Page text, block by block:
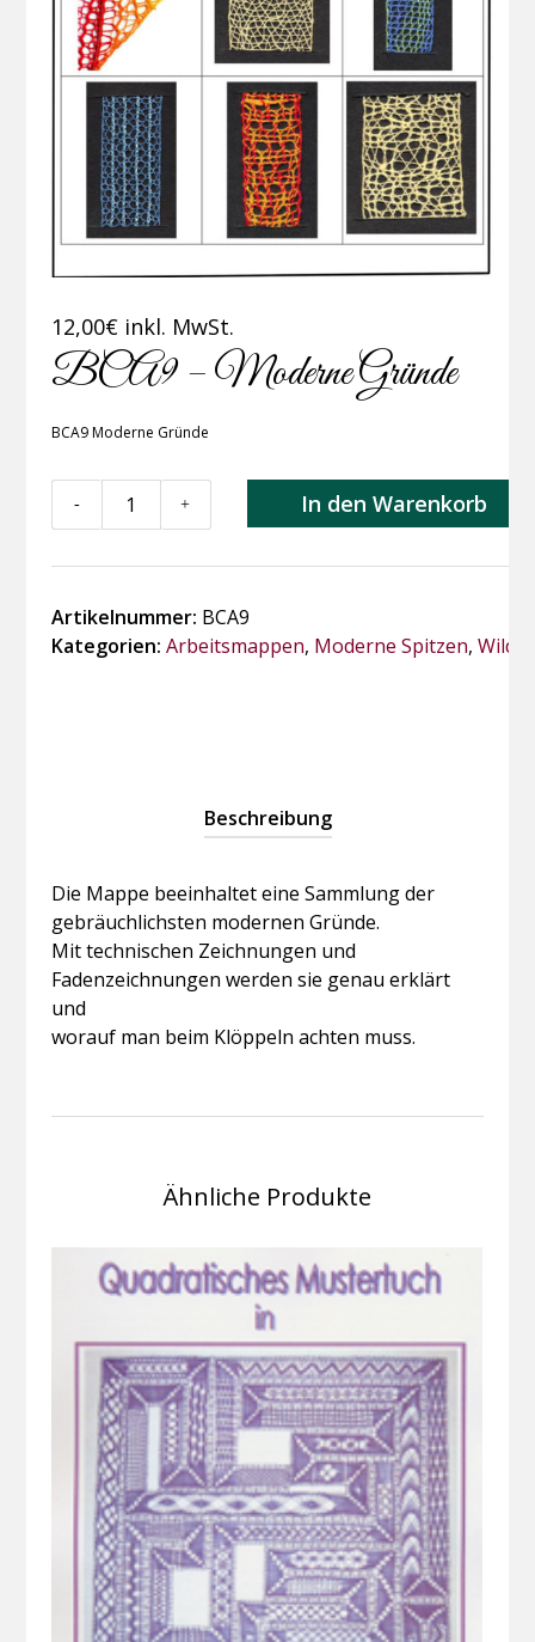
12,00€ inkl. MwSt.
BCA9 – Moderne Gründe
BCA9 Moderne Gründe
-
Menge
- + In den Warenkorb
Artikelnummer: BCA9
Kategorien: Arbeitsmappen, Moderne Spitzen, Wilde
Beschreibung
Die Mappe beeinhaltet eine Sammlung der
gebräuchlichsten modernen Gründe.
Mit technischen Zeichnungen und
Fadenzeichnungen werden sie genau erklärt
und
worauf man beim Klöppeln achten muss.
Ähnliche Produkte